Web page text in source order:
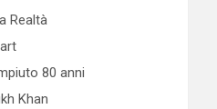
Realtà
80 anni
Khan